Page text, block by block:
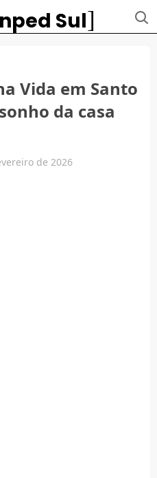
Sul
Vida em Santo
da casa
de 2026